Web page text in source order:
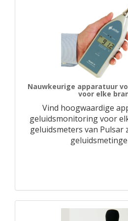
Nauwkeurige apparatuur
voor elke
Vind hoogwaardige
geluidsmonitoring voor
geluidsmeters van Pulsar